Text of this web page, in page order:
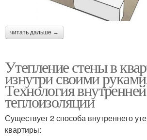
читать дальше →
Утепление стены в
изнутри своими
Технология внутренней
теплоизоляции
Существует 2 способа внутреннего
квартиры: